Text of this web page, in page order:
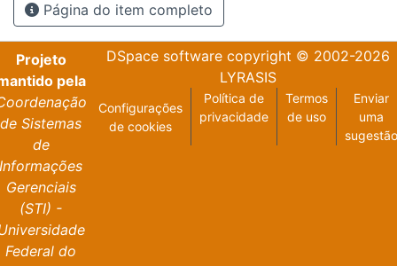
Página do item completo
Projeto
pela
de Sistemas
de
Informações
Gerenciais
(STI) -
Federal do
DSpace softwarecopyright © 2002-2026
LYRASIS
Configurações
de cookies
Política de
privacidade
Termos
de uso
Enviar
uma
sugestão